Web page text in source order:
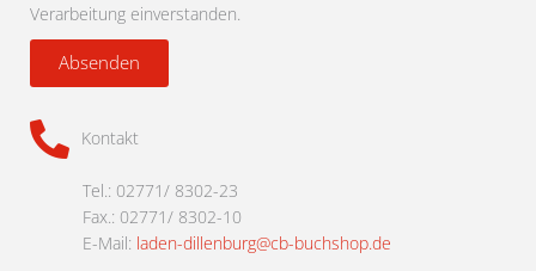
Verarbeitung einverstanden.
Absenden
Kontakt
Tel.: 02771/ 8302-23
Fax.: 02771/ 8302-10
E-Mail: laden-dillenburg@cb-buchshop.de